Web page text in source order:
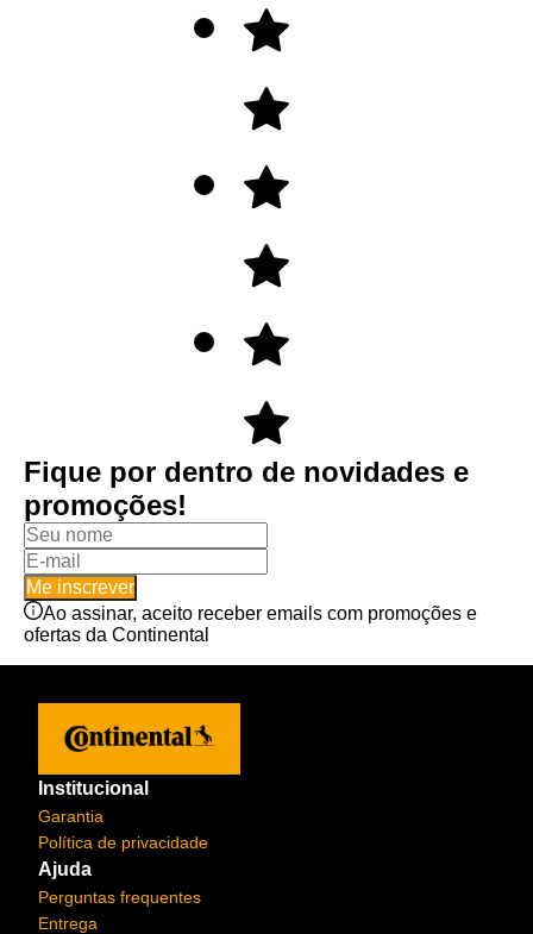
Fique por dentro de novidades e
promoções!
Me inscrever
Ao assinar, aceito receber emails com promoções e
ofertas da Continental
Institucional
Garantia
Política de privacidade
Ajuda
Perguntas frequentes
Entrega